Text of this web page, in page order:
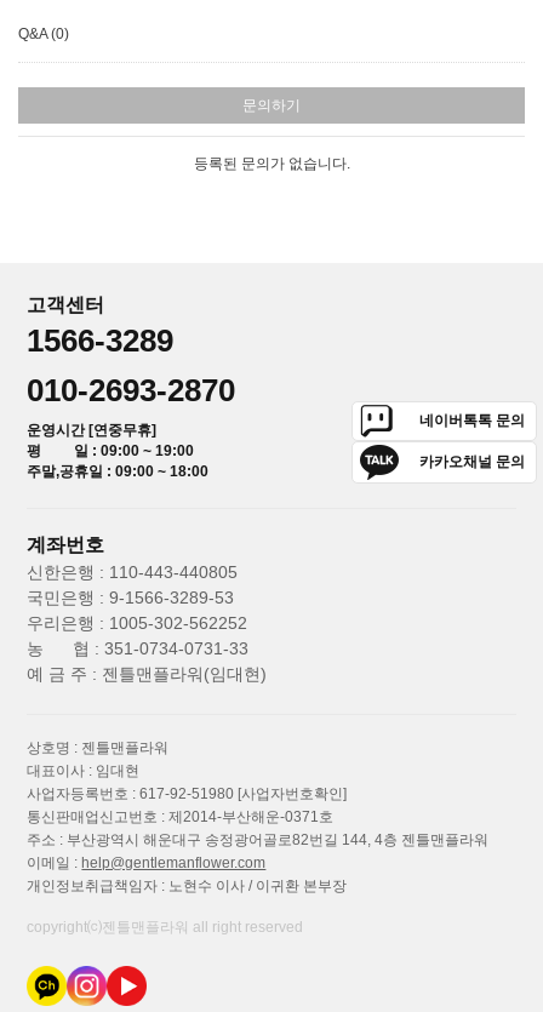
Q&A (0)
문의하기
등록된 문의가 없습니다.
고객센터
1566-3289
010-2693-2870
운영시간 [연중무휴]
평 일 : 09:00 ~ 19:00
주말,공휴일 : 09:00 ~ 18:00
네이버톡톡 문의
카카오채널 문의
계좌번호
신한은행 : 110-443-440805
국민은행 : 9-1566-3289-53
우리은행 : 1005-302-562252
농 협 : 351-0734-0731-33
예 금 주 : 젠틀맨플라워(임대현)
상호명 : 젠틀맨플라워
대표이사 : 임대현
사업자등록번호 : 617-92-51980 [사업자번호확인]
통신판매업신고번호 : 제2014-부산해운-0371호
주소 : 부산광역시 해운대구 송정광어골로82번길 144, 4층 젠틀맨플라워
이메일 :help@gentlemanflower.com
개인정보취급책임자 : 노현수 이사 / 이귀환 본부장
copyright⒞젠틀맨플라워 all right reserved